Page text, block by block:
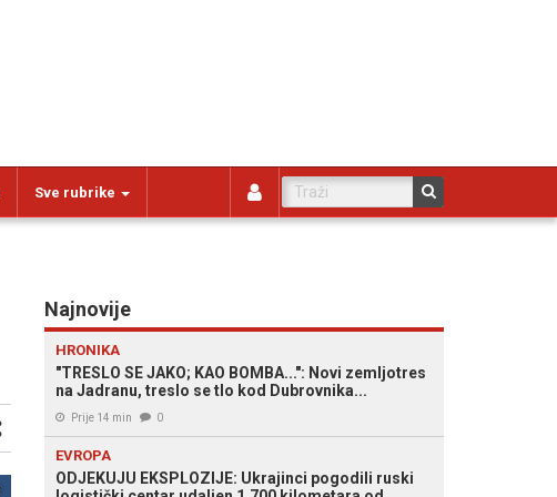
Sve rubrike
Najnovije
HRONIKA
"TRESLO SE JAKO; KAO BOMBA...": Novi zemljotres
na Jadranu, treslo se tlo kod Dubrovnika...
Prije 14 min 0
EVROPA
ODJEKUJU EKSPLOZIJE: Ukrajinci pogodili ruski